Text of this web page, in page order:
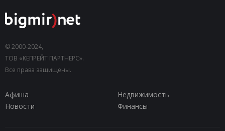
© 2000-2024,
ТОВ «КЕПРЕЙТ ПАРТНЕРС».
Все права защищены.
Афиша
Недвижимость
Новости
Финансы